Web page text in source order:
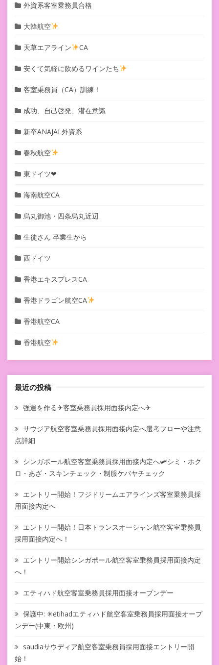
外資系客室乗務員合格
大韓航空
天草エアライン CA
安くて気軽に飲めるワインたち
客室乗務員（CA）訓練！
成功、自己啓発、潜在意識
新卒ANAJAL外資系
春秋航空
東ドイツ❤︎
海南航空CA
烏丸御池・四条烏丸近辺
生徒さん 卒業生から
西ドイツ
香港エキスプレスCA
香港ドラゴン航空CA
香港航空CA
香港航空
最近の投稿
強運を作る✈客室乗務員採用面接内定へ✈
サウジア航空客室乗務員採用面接内定へ選考フローや注意
点詳細
シンガポール航空客室乗務員採用面接内定へ🛩シミ・ホク
ロ・あざ・スキンチェック・制服ケバヤチェック
エントリー開始！フジドリームエアラインズ客室乗務員採
用面接内定へ
エントリー開始！日本トランスオーシャン航空客室乗務員
採用面接内定へ！
エントリー開始シンガポール航空客室乗務員採用面接内定
へ！
エティハド航空客室乗務員採用面接オープンデー
保護中: ✳︎etihadエティハド航空客室乗務員採用面接オープ
ンデー(中東・欧州)
saudiaサウディア航空客室乗務員採用面接エントリー開
始！